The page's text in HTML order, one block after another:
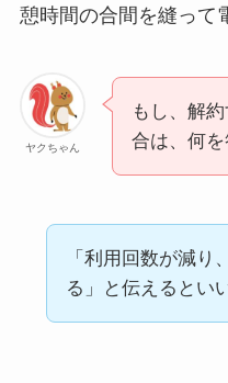
憩時間の合間を縫って
ヤクちゃん
もし、解
合は、何
「利用回数が減り
る」と伝えるとい